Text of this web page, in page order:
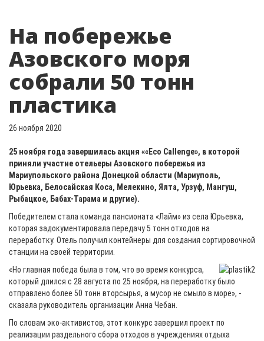
На побережье
Азовского моря
собрали 50 тонн
пластика
26 ноября 2020
25 ноября года завершилась акция ««Eco Callenge», в которой
приняли участие отельеры Азовского побережья из
Мариупольского района Донецкой области (Мариуполь,
Юрьевка, Белосайская Коса, Мелекино, Ялта, Урзуф, Мангуш,
Рыбацкое, Бабах-Тарама и другие).
Победителем стала команда пансионата «Лайм» из села Юрьевка,
которая задокументировала передачу 5 тонн отходов на
переработку. Отель получил контейнеры для создания сортировочной
станции на своей территории.
«Но главная победа была в том, что во время конкурса,
который длился с 28 августа по 25 ноября, на переработку было
отправлено более 50 тонн вторсырья, а мусор не смыло в море», -
сказала руководитель организации Анна Чебан.
По словам эко-активистов, этот конкурс завершил проект по
реализации раздельного сбора отходов в учреждениях отдыха